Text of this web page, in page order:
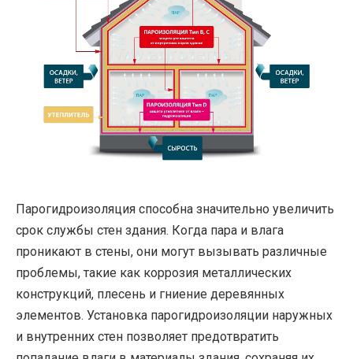
Парогидроизоляция способна значительно увеличить
срок службы стен здания. Когда пара и влага
проникают в стены, они могут вызывать различные
проблемы, такие как коррозия металлических
конструкций, плесень и гниение деревянных
элементов. Установка парогидроизоляции наружных
и внутренних стен позволяет предотвратить